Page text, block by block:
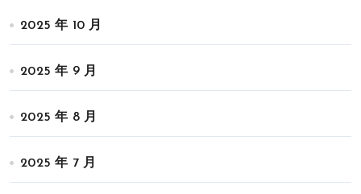
2025 年 10 月
2025 年 9 月
2025 年 8 月
2025 年 7 月